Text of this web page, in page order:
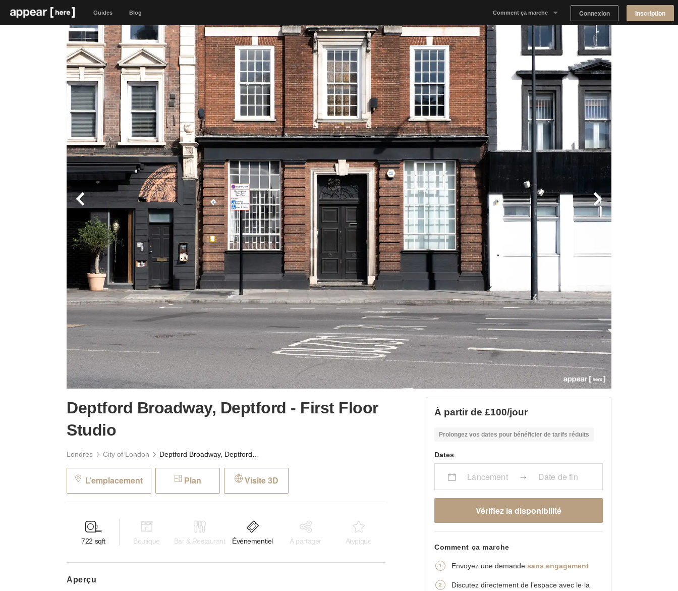
Guides Blog Comment ça marche
Notre concept
Trouver un espace
Tableau de Bord Propriétaire
Connexion Inscription
Deptford Broadway, Deptford - First Floor
Studio
Londres City of London
L’emplacement Plan Visite 3D
722 sqft Boutique Bar & Restaurant Événementiel À partager Atypique
aperçu
À partir de £100/jour
Prolongez vos dates pour bénéficier de tarifs réduits
Dates
Lancement Date de fin
Vérifiez la disponibilité
Comment ça marche
Envoyez une demandesans engagement
Discutez directement de l’espace avec le·la